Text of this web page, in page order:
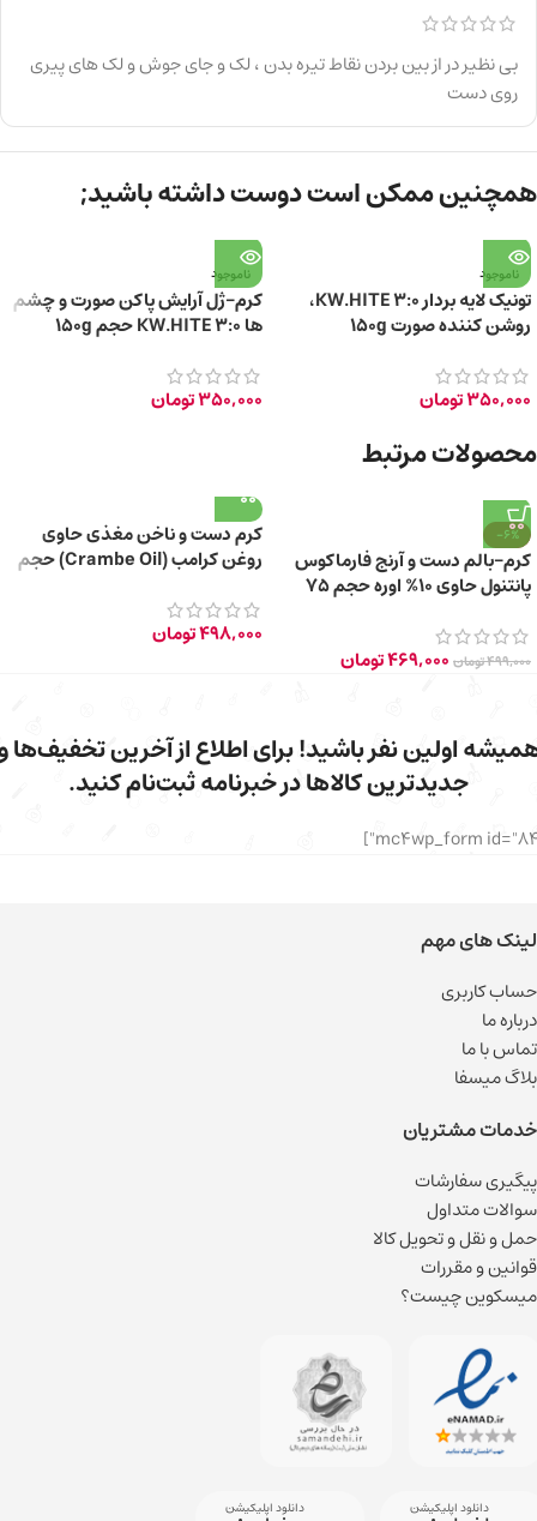
بی نظیر در از بین بردن نقاط تیره بدن ، لک و جای جوش و لک های پیری
روی دست
همچنین ممکن است دوست داشته باشید;
ناموجود
تونیک لایه بردار KW.HITE 3:0،
روشن کننده صورت 150g
350,000تومان
ناموجود
کرم-ژل آرایش پاکن صورت و چشم
ها KW.HITE 3:0 حجم 150g
350,000تومان
محصولات مرتبط
-6%
کرم-بالم دست و آرنج فارماکوس
پانتنول حاوی 10% اوره حجم 75
499,000تومان 469,000تومان
کرم دست و ناخن مغذی حاوی
روغن کرامب (Crambe Oil) حجم
498,000تومان
اولین نفر باشید! برای اطلاع از آخرین تخفیف‌ها
جدیدترین کالاها در خبرنامه ثبت‌نام کنید.
لینک های مهم
حساب کاربری
درباره ما
تماس با ما
بلاگ میسفا
خدمات مشتریان
پیگیری سفارشات
سوالات متداول
حمل و نقل و تحویل کالا
قوانین و مقررات
میسکوین چیست؟
دانلود اپلیکیشن دانلود اپلیکیشن